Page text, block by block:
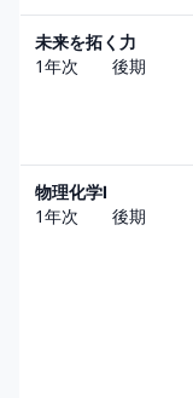
未来を拓く力
1年次 後期
物理化学Ⅰ
1年次 後期